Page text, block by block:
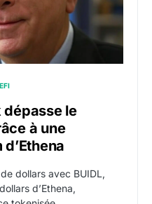
dépasse le
à une
dollars avec BUIDL,
d’Ethena,